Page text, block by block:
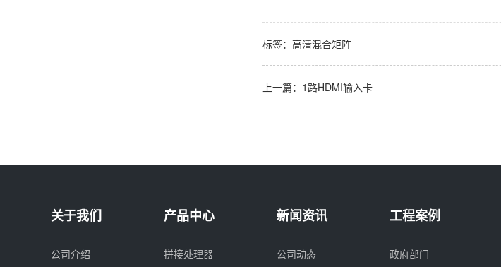
标签： 高清混合矩阵
上一篇：1路HDMI输入卡
关于我们
公司介绍
产品中心
拼接处理器
新闻资讯
公司动态
工程案例
政府部门